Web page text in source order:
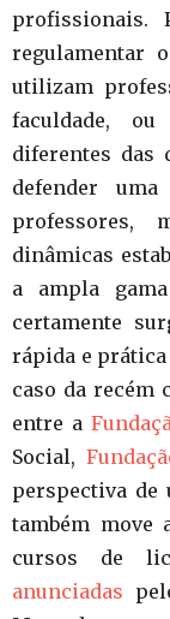
profissionais.
regulamentar
utilizam
faculdade,
diferentes das
defender
professores,
dinâmicas
a ampla
certamente
rápida e prática
caso da recém
entre a
Social,
perspectiva de
também move
cursos de
anunciadas